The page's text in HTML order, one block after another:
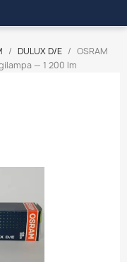
DULUX D/E
OSRAM
— 1 200 lm